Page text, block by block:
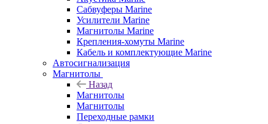
Сабвуферы Marine
Усилители Marine
Магнитолы Marine
Крепления-хомуты Marine
Кабель и комплектующие Marine
Автосигнализация
Магнитолы
Назад
Магнитолы
Магнитолы
Переходные рамки